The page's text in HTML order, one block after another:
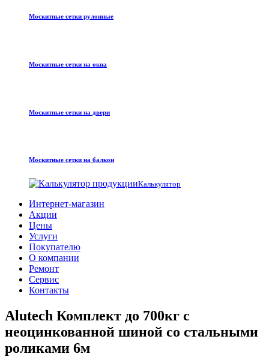
Москитные сетки рулонные
Москитные сетки на окна
Москитные сетки на двери
Москитные сетки на балкон
Калькулятор
Интернет-магазин
Акции
Цены
Услуги
Покупателю
О компании
Ремонт
Сервис
Контакты
Alutech Комплект до 700кг с
неоцинкованной шиной со стальными
роликами 6м